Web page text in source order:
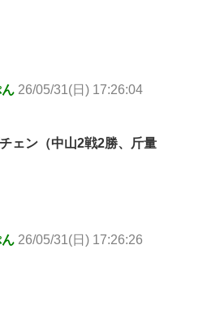
26/05/31(日) 17:26:04
ェン（中山2戦2勝、斤量
26/05/31(日) 17:26:26